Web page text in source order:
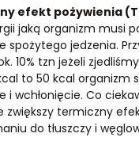
efekt pożywienia
jaką organizm musi
spożytego jedzenia.
10% tzn jeżeli
to 50 kcal organizm
i wchłonięcie. Co
zwiększy termiczny
do tłuszczy i